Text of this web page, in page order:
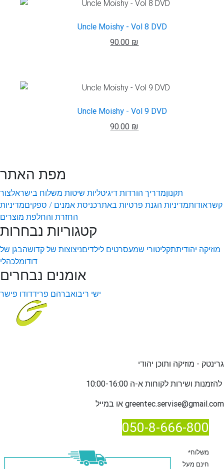
Uncle Moishy - Vol 8 DVD
90.00 ₪
Uncle Moishy - Vol 9 DVD
90.00 ₪
מפת האתר
תקנוןמדריך הורדות דיגיטליות שיטות משלוח בישראלצור
קשראודותמדיניות הגנת פרטיות באתרכניסת אמנים / ספקיםמדיניות
החזרת והחלפת מוצרים
קטגוריות נבחרות
מוזיקה יהודיתתקליטורי שמעסרטים לילדיםניצוצות של קדושהבגן של
דודומלכהלי
אומנים נבחרים
ישי ריבואברהם פרידדודו פישר
גרינטק - מוזיקה ותוכן יהודי
להזמנות ו
greentec.servise@gmail.com
050-8-666-800
*משלוח
חינם מעל